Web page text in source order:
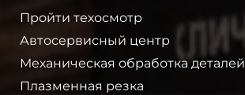
Пройти техосмотр
Автосервисный центр
Механическая обработка деталей
Плазменная резка